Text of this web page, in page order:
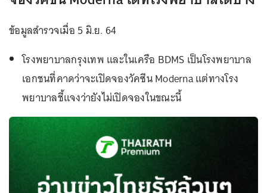
ข้อมูลสำรวจเมื่อ 5 มิ.ย. 64
โรงพยาบาลกรุงเทพ และในเครือ BDMS เป็นโรงพยาบาล
เอกชนที่คาดว่าจะเปิดจองวัคซีน Moderna แต่ทางโรง
พยาบาลชี้แจงว่ายังไม่เปิดจองในขณะนี้